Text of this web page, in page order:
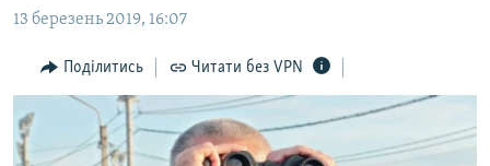
до
навігації
Перейти
до
пошуку
ПОЛІТИКА
БЛОГИ
ПОГЛЯД
ІНТЕРВ'Ю
13 березень 2019, 16:07
Поділитись Читати без VPN